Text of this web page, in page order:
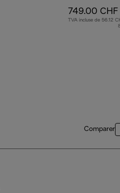
749.00 CHF
TVA incluse de 56.12
Comparer